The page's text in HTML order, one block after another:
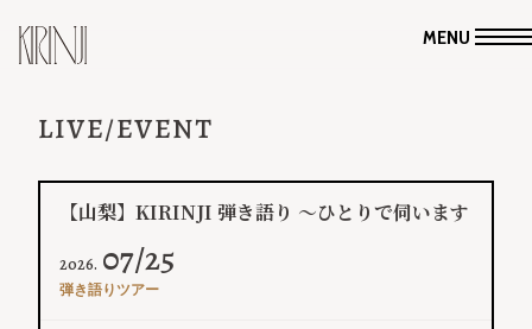
MENU
LIVE/EVENT
【山梨】KIRINJI 弾き語り ～ひとりで伺います
2026. 07/25
弾き語りツアー